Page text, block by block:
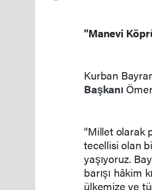
"Manevi
Kurban
Başkanı
“Millet olarak
tecellisi olan
yaşıyoruz.
barışı hâkim
ülkemize ve